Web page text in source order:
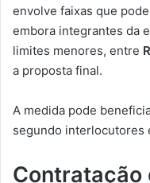
envolve faixas que
embora integrantes da
limites menores, entre
a proposta final.
A medida pode
segundo interlocutores
Contratação